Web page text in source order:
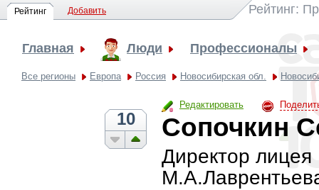
Рейтинг Добавить Рейтинг:
Главная Люди Профессионалы
Все регионы Европа Россия Новосибирская обл.
Редактировать
10 Сопочкин
Директор